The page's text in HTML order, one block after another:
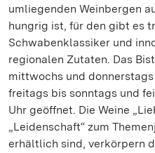
umliegenden Weinbergen
hungrig ist, für den gibt es
Schwabenklassiker und
regionalen Zutaten. Das
mittwochs und donnerstags
freitags bis sonntags und
Uhr geöffnet. Die Weine
„Leidenschaft“ zum
erhältlich sind, verkörpern